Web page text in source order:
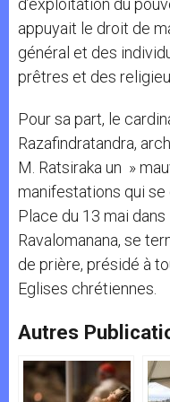
d’exploitation du
appuyait le droit de
général et des
prêtres et des
Pour sa part, le
Razafindratandra,
M. Ratsiraka un »
manifestations qui se
Place du 13 mai dans
Ravalomanana, se
de prière, présidé à
Eglises chrétiennes.
Autres